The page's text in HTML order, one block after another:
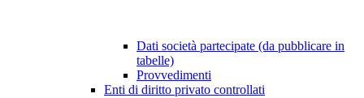
Dati società partecipate (da pubblicare in
tabelle)
Provvedimenti
Enti di diritto privato controllati